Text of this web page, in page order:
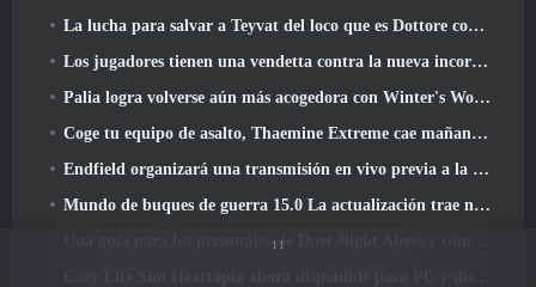
La lucha para salvar a Teyvat del loco que es Dottore comienza hoy en Genshin Impact
Los jugadores tienen una vendetta contra la nueva incorporación de Overwatch
Palia logra volverse aún más acogedora con Winter's Wonder: Actualización del Santuario Nevado
Coge tu equipo de asalto, Thaemine Extreme cae mañana en Lost Ark
Endfield organizará una transmisión en vivo previa a la transmisión en vivo esta semana
Mundo de buques de guerra 15.0 La actualización trae nuevos acorazados europeos, Una colaboración de Commander y más
Una guía para los personajes de Duet Night Abyss y cómo adquirirlos
11